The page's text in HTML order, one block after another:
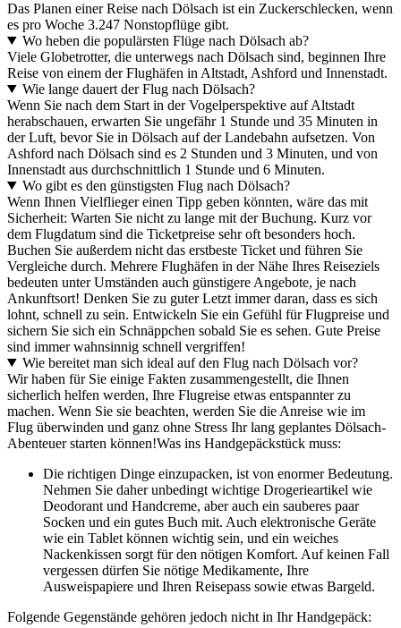
Das Planen einer Reise nach Dölsach ist ein Zuckerschlecken, wenn
es pro Woche 3.247 Nonstopflüge gibt.
Wo heben die populärsten Flüge nach Dölsach ab?
Viele Globetrotter, die unterwegs nach Dölsach sind, beginnen Ihre
Reise von einem der Flughäfen in Altstadt, Ashford und Innenstadt.
Wie lange dauert der Flug nach Dölsach?
Wenn Sie nach dem Start in der Vogelperspektive auf Altstadt
herabschauen, erwarten Sie ungefähr 1 Stunde und 35 Minuten in
der Luft, bevor Sie in Dölsach auf der Landebahn aufsetzen. Von
Ashford nach Dölsach sind es 2 Stunden und 3 Minuten, und von
Innenstadt aus durchschnittlich 1 Stunde und 6 Minuten.
Wo gibt es den günstigsten Flug nach Dölsach?
Wenn Ihnen Vielflieger einen Tipp geben könnten, wäre das mit
Sicherheit: Warten Sie nicht zu lange mit der Buchung. Kurz vor
dem Flugdatum sind die Ticketpreise sehr oft besonders hoch.
Buchen Sie außerdem nicht das erstbeste Ticket und führen Sie
Vergleiche durch. Mehrere Flughäfen in der Nähe Ihres Reiseziels
bedeuten unter Umständen auch günstigere Angebote, je nach
Ankunftsort! Denken Sie zu guter Letzt immer daran, dass es sich
lohnt, schnell zu sein. Entwickeln Sie ein Gefühl für Flugpreise und
sichern Sie sich ein Schnäppchen sobald Sie es sehen. Gute Preise
sind immer wahnsinnig schnell vergriffen!
Wie bereitet man sich ideal auf den Flug nach Dölsach vor?
Wir haben für Sie einige Fakten zusammengestellt, die Ihnen
sicherlich helfen werden, Ihre Flugreise etwas entspannter zu
machen. Wenn Sie sie beachten, werden Sie die Anreise wie im
Flug überwinden und ganz ohne Stress Ihr lang geplantes Dölsach-
Abenteuer starten können!Was ins Handgepäckstück muss:
Die richtigen Dinge einzupacken, ist von enormer Bedeutung.
Nehmen Sie daher unbedingt wichtige Drogerieartikel wie
Deodorant und Handcreme, aber auch ein sauberes paar
Socken und ein gutes Buch mit. Auch elektronische Geräte
wie ein Tablet können wichtig sein, und ein weiches
Nackenkissen sorgt für den nötigen Komfort. Auf keinen Fall
vergessen dürfen Sie nötige Medikamente, Ihre
Ausweispapiere und Ihren Reisepass sowie etwas Bargeld.
Folgende Gegenstände gehören jedoch nicht in Ihr Handgepäck: